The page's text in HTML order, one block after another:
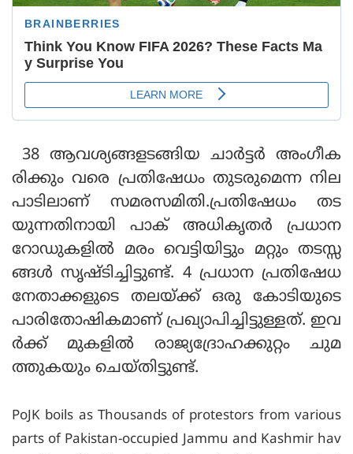
38 ആവശ്യങ്ങളടങ്ങിയ ചാര്‍ട്ടര്‍ അംഗീക
രിക്കും വരെ പ്രതിഷേധം തുടരുമെന്ന നില
പാടിലാണ് സമരസമിതി.പ്രതിഷേധം തട
യുന്നതിനായി പാക് അധികൃതര്‍ പ്രധാന
റോഡുകളില്‍ മരം വെട്ടിയിട്ടും മറ്റും തടസ്സ
ങ്ങള്‍ സൃഷ്ടിച്ചിട്ടുണ്ട്. 4 പ്രധാന പ്രതിഷേധ
നേതാക്കളുടെ തലയ്ക്ക് ഒരു കോടിയുടെ
പാരിതോഷികമാണ് പ്രഖ്യാപിച്ചിട്ടുള്ളത്. ഇവ
ര്‍ക്ക് മുകളില്‍ രാജ്യദ്രോഹക്കുറ്റം ചുമ
ത്തുകയും ചെയ്തിട്ടുണ്ട്.
PoJK boils as Thousands of protestors from various
parts of Pakistan-occupied Jammu and Kashmir hav